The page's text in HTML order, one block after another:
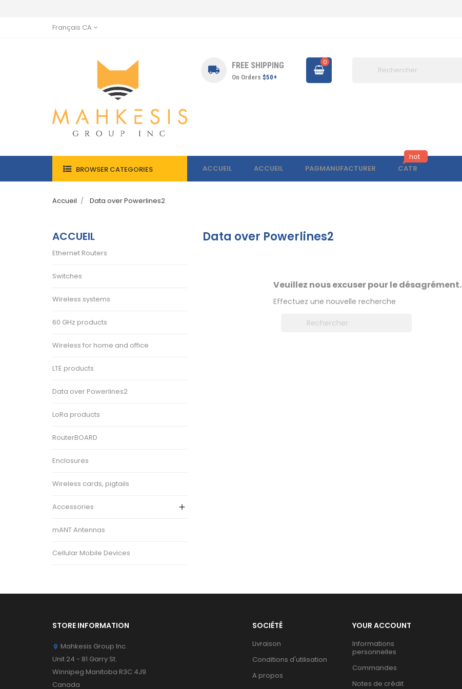
Français CA
 FREE SHIPPING
On Orders $50+
0
BROWSER CATEGORIES ACCUEIL ACCUEIL PAGMANUFACTURER CAT8
hot
Accueil Data over Powerlines2
ACCUEIL
Ethernet Routers
Switches
Wireless systems
60 GHz products
Wireless for home and office
LTE products
Data over Powerlines2
LoRa products
RouterBOARD
Enclosures
Wireless cards, pigtails
Accessories 
mANT Antennas
Cellular Mobile Devices
Data over Powerlines2
Veuillez nous excuser pour le désagrément.
Effectuez une nouvelle recherche
STORE INFORMATION
 Mahkesis Group Inc.
Unit 24 - 81 Garry St.
Winnipeg Manitoba R3C 4J9
Canada
SOCIÉTÉ
Livraison
Conditions d'utilisation
A propos
YOUR ACCOUNT
Informations
personnelles
Commandes
Notes de crédit